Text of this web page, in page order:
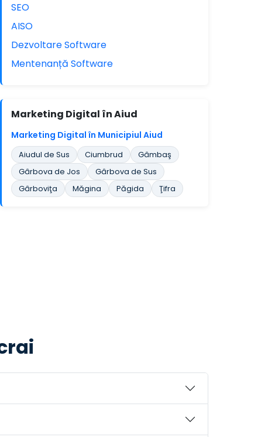
SEO
AISO
Dezvoltare Software
Mentenanță Software
Marketing Digital în Aiud
Marketing Digital în Municipiul Aiud
Aiudul de Sus Ciumbrud
Gâmbaş
Gârbova de Jos
Gârbova de Sus
Gârboviţa
Măgina Păgida Ţifra